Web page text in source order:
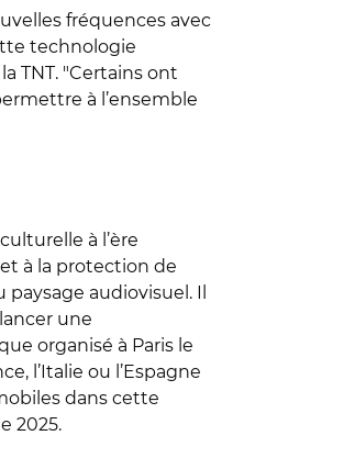
fréquences avec
technologie
TNT. "Certains ont
à l’ensemble
à l’ère
à la protection de
audiovisuel. Il
une
organisé à Paris le
l’Italie ou l’Espagne
dans cette
2025.